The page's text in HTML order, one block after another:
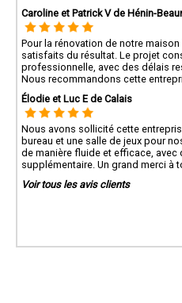
Caroline et Patrick V de Hénin-
Pour la rénovation de notre
satisfaits du résultat. Le projet
professionnelle, avec des délais
Nous recommandons cette
Élodie et Luc E de Calais
Nous avons sollicité cette
bureau et une salle de jeux pour
de manière fluide et efficace,
supplémentaire. Un grand merci à
Voir tous les avis clients